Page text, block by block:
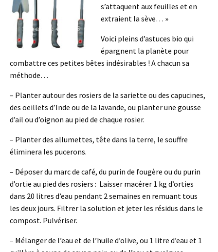
s’attaquent aux feuilles et en
extraient la sève… »
Voici pleins d’astuces bio qui
épargnent la planète pour
combattre ces petites bêtes indésirables ! A chacun sa
méthode…
– Planter autour des rosiers de la sariette ou des capucines,
des oeillets d’Inde ou de la lavande, ou planter une gousse
d’ail ou d’oignon au pied de chaque rosier.
– Planter des allumettes, tête dans la terre, le souffre
éliminera les pucerons.
– Déposer du marc de café, du purin de fougère ou du purin
d’ortie au pied des rosiers : Laisser macérer 1 kg d’orties
dans 20 litres d’eau pendant 2 semaines en remuant tous
les deux jours. Filtrer la solution et jeter les résidus dans le
compost. Pulvériser.
– Mélanger de l’eau et de l’huile d’olive, ou 1 litre d’eau et 1